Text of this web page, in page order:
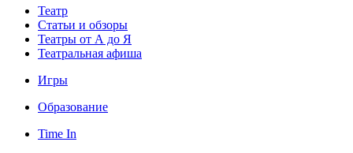
Театр
Статьи и обзоры
Театры от А до Я
Театральная афиша
Игры
Образование
Time In